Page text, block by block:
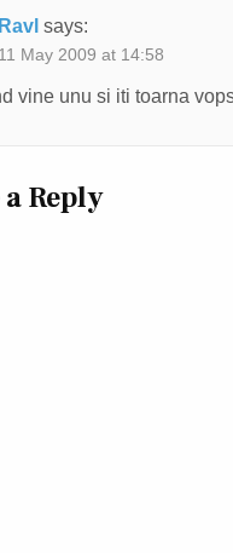
Ravl says:
11 May 2009 at 14:58
vine unu si iti toarna
a Reply